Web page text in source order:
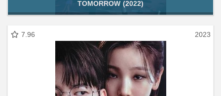
TOMORROW (2022)
7.96 2023